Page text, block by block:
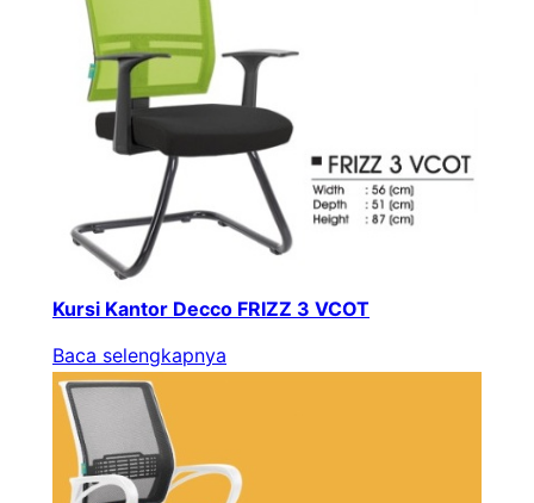
Kursi Kantor Decco FRIZZ 3 VCOT
Baca selengkapnya